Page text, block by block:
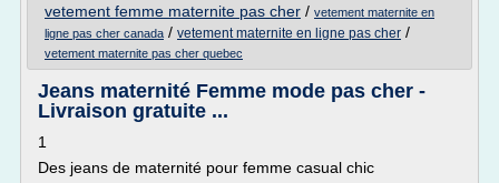
vetement femme maternite pas cher / vetement maternite en
ligne pas cher canada / vetement maternite en ligne pas cher /
vetement maternite pas cher quebec
Jeans maternité Femme mode pas cher -
Livraison gratuite ...
1
Des jeans de maternité pour femme casual chic